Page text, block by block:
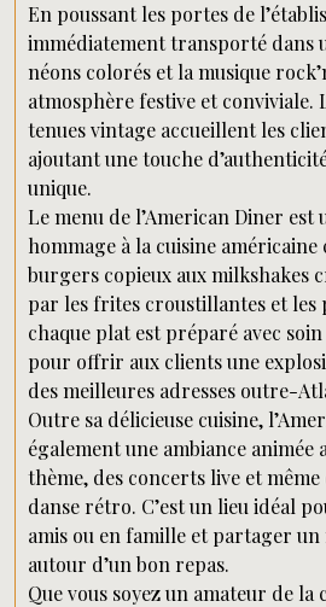
En poussant les portes de
immédiatement transporté dans
néons colorés et la musique
atmosphère festive et conviviale.
tenues vintage accueillent les
ajoutant une touche
unique.
Le menu de l’American Diner est
hommage à la cuisine américaine
burgers copieux aux milkshakes
par les frites croustillantes et les
chaque plat est préparé avec
pour offrir aux clients une
des meilleures adresses outre-
Outre sa délicieuse cuisine,
également une ambiance animée
thème, des concerts live et
danse rétro. C’est un lieu idéal
amis ou en famille et partager
autour d’un bon repas.
Que vous soyez un amateur de